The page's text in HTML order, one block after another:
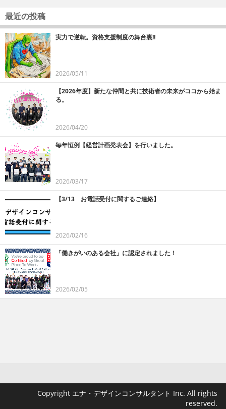
最近の投稿
実力で逆転。資格支援制度の舞台裏!!
2026/05/11
【2026年度】新たな仲間と共に技術者の未来がココから始ま
る。
2026/04/20
毎年恒例【経営計画発表会】を行いました。
2026/03/17
【3/13 お電話受付に関するご連絡】
2026/02/16
「働きがいのある会社」に認定されました！
2026/02/05
Copyright エナ・デザインコンサルタント Inc. All rights
reserved.